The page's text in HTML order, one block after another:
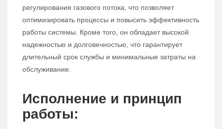
регулирования газового потока, что позволяет
оптимизировать процессы и повысить эффективность
работы системы. Кроме того, он обладает высокой
надежностью и долговечностью, что гарантирует
длительный срок службы и минимальные затраты на
обслуживание.
Исполнение и принцип
работы: